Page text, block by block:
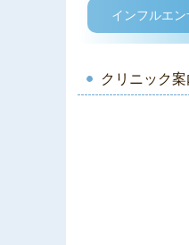
インフルエ
クリニック案